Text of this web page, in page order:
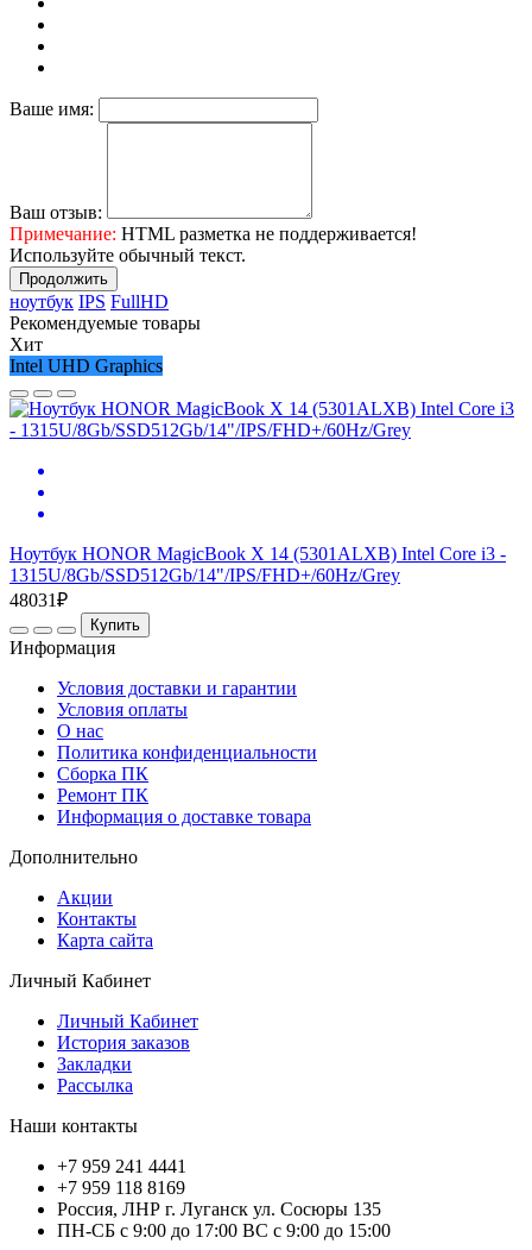
Ваше имя:
Ваш отзыв:
Примечание: HTML разметка не поддерживается!
Используйте обычный текст.
Продолжить
ноутбук IPS FullHD
Рекомендуемые товары
Хит
Intel UHD Graphics
Ноутбук HONOR MagicBook X 14 (5301ALXB) Intel Core i3 -
1315U/8Gb/SSD512Gb/14"/IPS/FHD+/60Hz/Grey
48031₽
Купить
Информация
Условия доставки и гарантии
Условия оплаты
О нас
Политика конфиденциальности
Сборка ПК
Ремонт ПК
Информация о доставке товара
Дополнительно
Акции
Контакты
Карта сайта
Личный Кабинет
Личный Кабинет
История заказов
Закладки
Рассылка
Наши контакты
+7 959 241 4441
+7 959 118 8169
Россия, ЛНР г. Луганск ул. Сосюры 135
ПН-СБ с 9:00 до 17:00 ВС с 9:00 до 15:00